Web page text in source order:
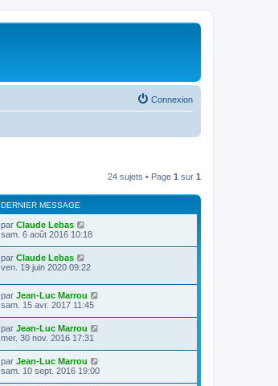
Connexion
24 sujets • Page 1 sur 1
DERNIER MESSAGE
par Claude Lebas
sam. 6 août 2016 10:18
par Claude Lebas
ven. 19 juin 2020 09:22
par Jean-Luc Marrou
sam. 15 avr. 2017 11:45
par Jean-Luc Marrou
mer. 30 nov. 2016 17:31
par Jean-Luc Marrou
sam. 10 sept. 2016 19:00